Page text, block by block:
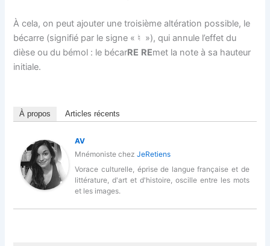
À cela, on peut ajouter une troisième altération possible, le
bécarre (signifié par le signe « ♮ »), qui annule l’effet du
dièse ou du bémol : le bécarRE REmet la note à sa hauteur
initiale.
À propos Articles récents
AV
Mnémoniste chezJeRetiens
Vorace culturelle, éprise de langue française et de
littérature, d'art et d'histoire, oscille entre les mots
et les images.